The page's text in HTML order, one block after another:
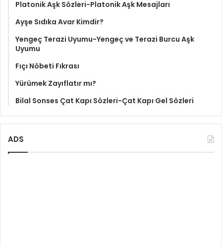
Platonik Aşk Sözleri-Platonik Aşk Mesajları
Ayşe Sıdıka Avar Kimdir?
Yengeç Terazi Uyumu-Yengeç ve Terazi Burcu Aşk
Uyumu
Fıçı Nöbeti Fıkrası
Yürümek Zayıflatır mı?
Bilal Sonses Çat Kapı Sözleri-Çat Kapı Gel Sözleri
ADS